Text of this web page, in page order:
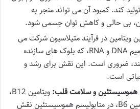
کند. کمبود آن می تواند منجر به
بی حالی و کاهش توان جسمی شود.
ویتامین در فرآیند متیلاسیون شرکت می
کند که برای سنتز و ترمیم DNA و RNA، که بلوک های سازنده
ضروری است. این نقش برای رشد و
است.
و سلامت قلب:
ویتامین B12،
به همراه فولات و ویتامین B6، در متابولیسم هموسیستئین نقش